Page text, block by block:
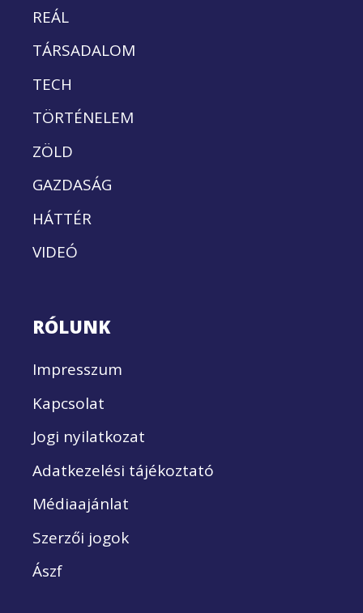
REÁL
TÁRSADALOM
TECH
TÖRTÉNELEM
ZÖLD
GAZDASÁG
HÁTTÉR
VIDEÓ
RÓLUNK
Impresszum
Kapcsolat
Jogi nyilatkozat
Adatkezelési tájékoztató
Médiaajánlat
Szerzői jogok
Ászf